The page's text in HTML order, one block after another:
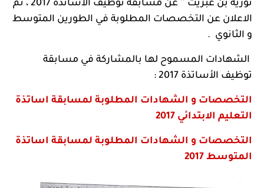
نورية بن غبريت '' عن مسابقة توظيف الأساتذة 2017 ، تم
الاعلان عن التخصصات المطلوبة في الطورين المتوسط
و الثانوي .
الشهادات المسموح لها بالمشاركة في مسابقة
توظيف الأساتذة 2017 :
التخصصات و الشهادات المطلوبة لمسابقة اساتذة
التعليم الابتدائي 2017
التخصصات و الشهادات المطلوبة لمسابقة اساتذة
المتوسط 2017